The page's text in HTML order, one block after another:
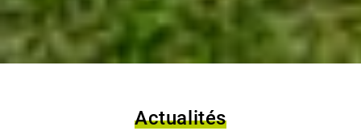
Actualités